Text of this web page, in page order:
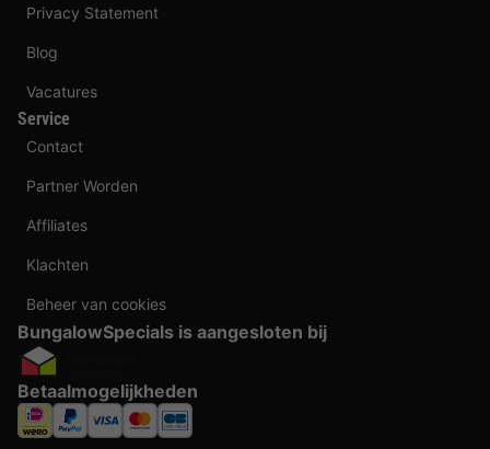
Privacy Statement
Blog
Vacatures
Service
Contact
Partner Worden
Affiliates
Klachten
Beheer van cookies
BungalowSpecials is aangesloten bij
Betaalmogelijkheden